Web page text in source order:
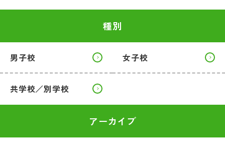
種別
男子校 女子校
共学校／別学校
アーカイブ